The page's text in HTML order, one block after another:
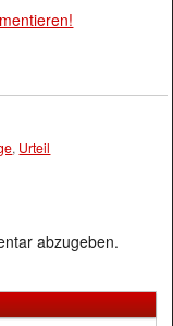
, Urteil
abzugeben.